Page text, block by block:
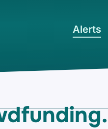
Alerts
.